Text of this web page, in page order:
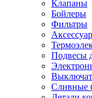
Клапаны
Бойлеры
Фильтры
Подвесы
Сливные